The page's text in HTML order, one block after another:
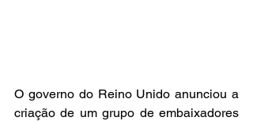
O governo do Reino Unido anunciou a
criação de um grupo de embaixadores